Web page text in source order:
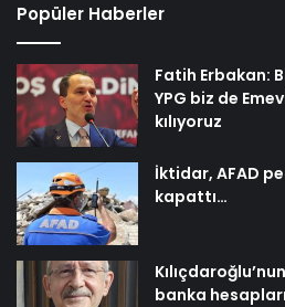
Popüler Haberler
Fatih Erbakan:
YPG biz de
kılıyoruz
İktidar, AFAD
kapattı…
banka